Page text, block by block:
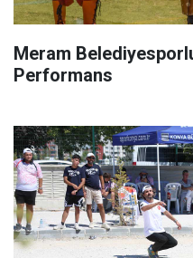
Meram
Performans